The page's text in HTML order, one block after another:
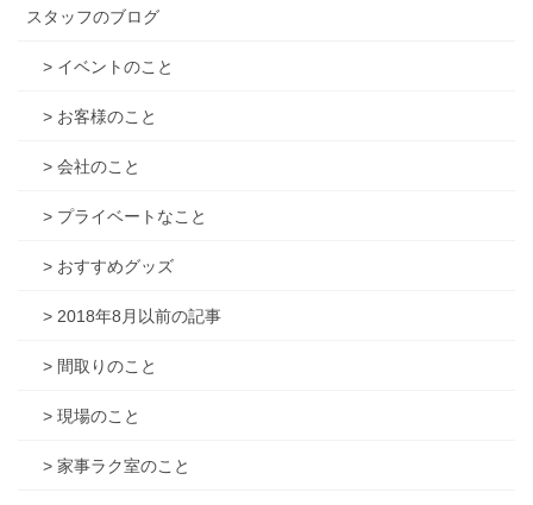
スタッフのブログ
> イベントのこと
> お客様のこと
> 会社のこと
> プライベートなこと
> おすすめグッズ
> 2018年8月以前の記事
> 間取りのこと
> 現場のこと
> 家事ラク室のこと